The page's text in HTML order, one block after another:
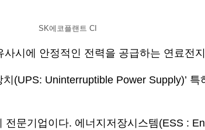
SK에코플랜트 CI
시에 안정적인 전력을 공급하는 연료전
(UPS: Uninterruptible Power Supply)’
문기업이다. 에너지저장시스템(ESS :